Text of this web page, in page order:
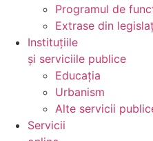
Programul de
Extrase din
Instituțiile
și serviciile publice
Educația
Urbanism
Alte servicii
Servicii